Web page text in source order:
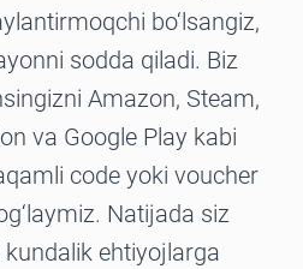
bo‘lsangiz,
sodda qiladi. Biz
Amazon, Steam,
va Google Play kabi
code yoki voucher
Natijada siz
ehtiyojlarga